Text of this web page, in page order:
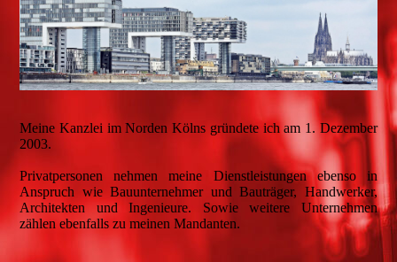
Meine Kanzlei im Norden Kölns gründete ich am 1. Dezember
2003.
Privatpersonen nehmen meine Dienstleistungen ebenso in
Anspruch wie Bauunternehmer und Bauträger, Handwerker,
Architekten und Ingenieure. Sowie weitere Unternehmen
zählen ebenfalls zu meinen Mandanten.